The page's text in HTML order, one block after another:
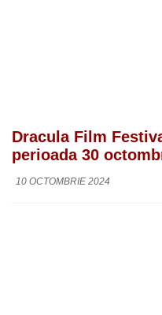
Dracula Film
perioada 30
10 OCTOMBRIE 2024